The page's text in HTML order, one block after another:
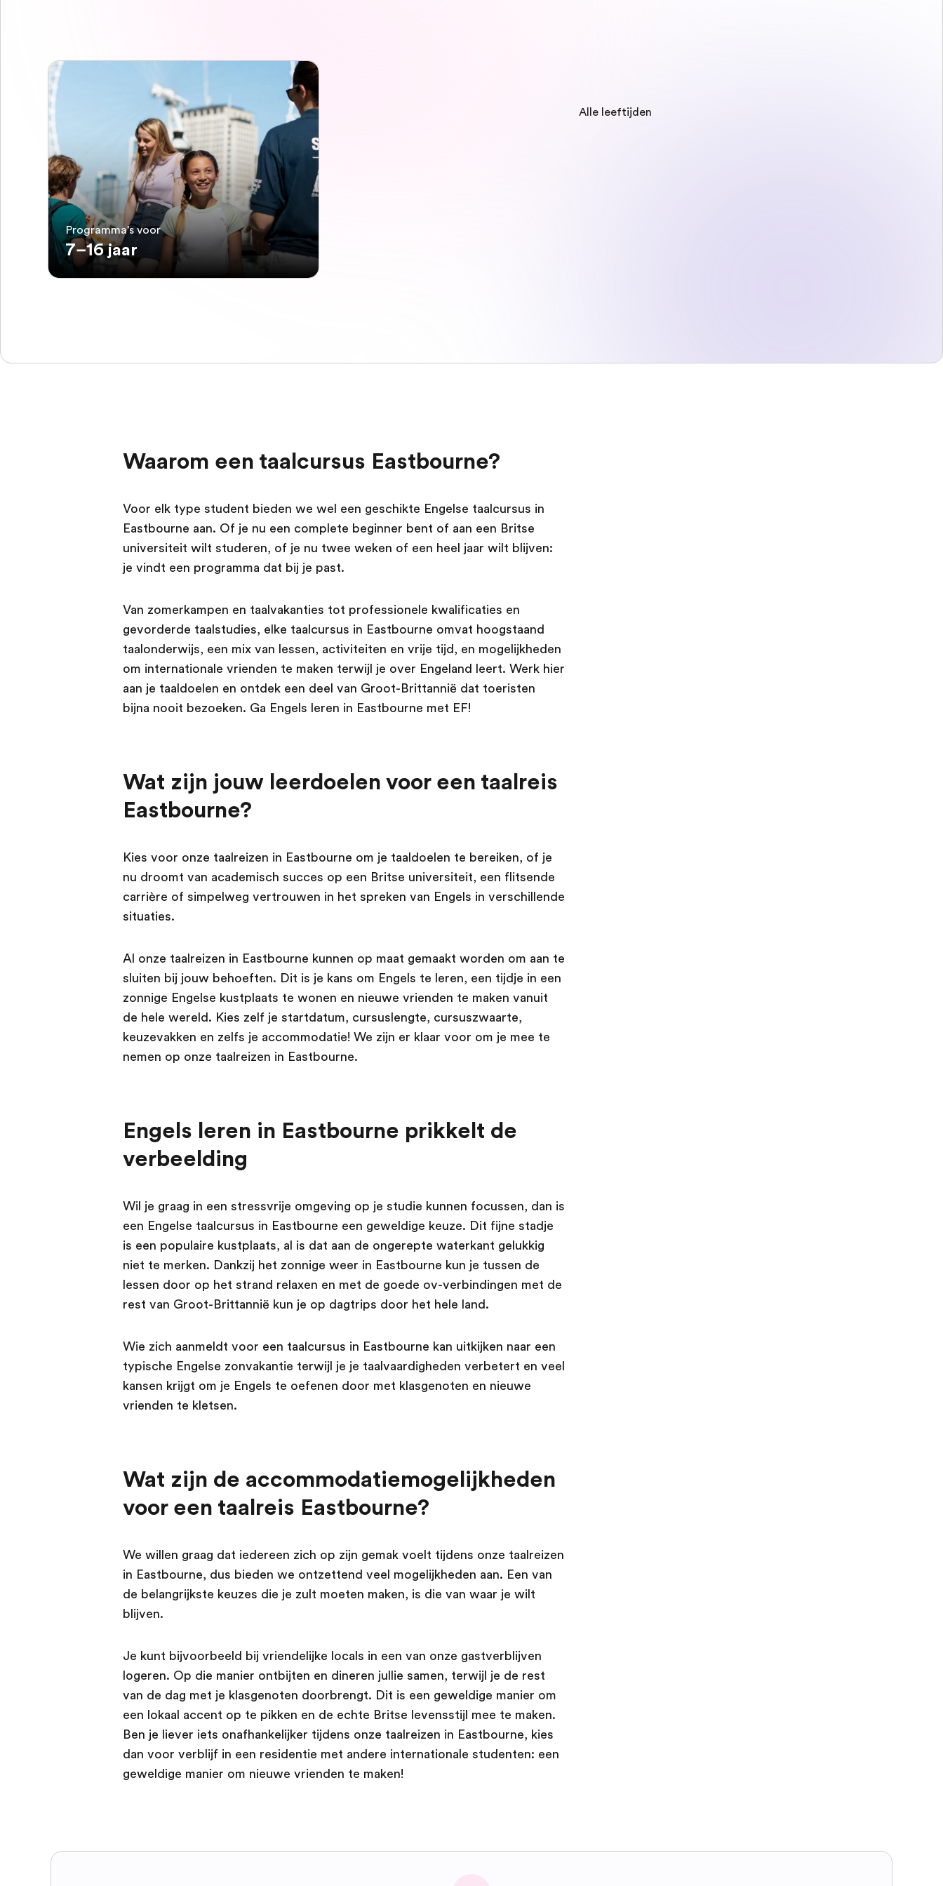
Programma's voor
7–16 jaar
Alle leeftijden
Waarom een taalcursus Eastbourne?
Voor elk type student bieden we wel een geschikte Engelse taalcursus in
Eastbourne aan. Of je nu een complete beginner bent of aan een Britse
universiteit wilt studeren, of je nu twee weken of een heel jaar wilt blijven:
je vindt een programma dat bij je past.
Van zomerkampen en taalvakanties tot professionele kwalificaties en
gevorderde taalstudies, elke taalcursus in Eastbourne omvat hoogstaand
taalonderwijs, een mix van lessen, activiteiten en vrije tijd, en mogelijkheden
om internationale vrienden te maken terwijl je over Engeland leert. Werk hier
aan je taaldoelen en ontdek een deel van Groot-Brittannië dat toeristen
bijna nooit bezoeken. Ga Engels leren in Eastbourne met EF!
Wat zijn jouw leerdoelen voor een taalreis
Eastbourne?
Kies voor onze taalreizen in Eastbourne om je taaldoelen te bereiken, of je
nu droomt van academisch succes op een Britse universiteit, een flitsende
carrière of simpelweg vertrouwen in het spreken van Engels in verschillende
situaties.
Al onze taalreizen in Eastbourne kunnen op maat gemaakt worden om aan te
sluiten bij jouw behoeften. Dit is je kans om Engels te leren, een tijdje in een
zonnige Engelse kustplaats te wonen en nieuwe vrienden te maken vanuit
de hele wereld. Kies zelf je startdatum, cursuslengte, cursuszwaarte,
keuzevakken en zelfs je accommodatie! We zijn er klaar voor om je mee te
nemen op onze taalreizen in Eastbourne.
Engels leren in Eastbourne prikkelt de
verbeelding
Wil je graag in een stressvrije omgeving op je studie kunnen focussen, dan is
een Engelse taalcursus in Eastbourne een geweldige keuze. Dit fijne stadje
is een populaire kustplaats, al is dat aan de ongerepte waterkant gelukkig
niet te merken. Dankzij het zonnige weer in Eastbourne kun je tussen de
lessen door op het strand relaxen en met de goede ov-verbindingen met de
rest van Groot-Brittannië kun je op dagtrips door het hele land.
Wie zich aanmeldt voor een taalcursus in Eastbourne kan uitkijken naar een
typische Engelse zonvakantie terwijl je je taalvaardigheden verbetert en veel
kansen krijgt om je Engels te oefenen door met klasgenoten en nieuwe
vrienden te kletsen.
Wat zijn de accommodatiemogelijkheden
voor een taalreis Eastbourne?
We willen graag dat iedereen zich op zijn gemak voelt tijdens onze taalreizen
in Eastbourne, dus bieden we ontzettend veel mogelijkheden aan. Een van
de belangrijkste keuzes die je zult moeten maken, is die van waar je wilt
blijven.
Je kunt bijvoorbeeld bij vriendelijke locals in een van onze gastverblijven
logeren. Op die manier ontbijten en dineren jullie samen, terwijl je de rest
van de dag met je klasgenoten doorbrengt. Dit is een geweldige manier om
een lokaal accent op te pikken en de echte Britse levensstijl mee te maken.
Ben je liever iets onafhankelijker tijdens onze taalreizen in Eastbourne, kies
dan voor verblijf in een residentie met andere internationale studenten: een
geweldige manier om nieuwe vrienden te maken!